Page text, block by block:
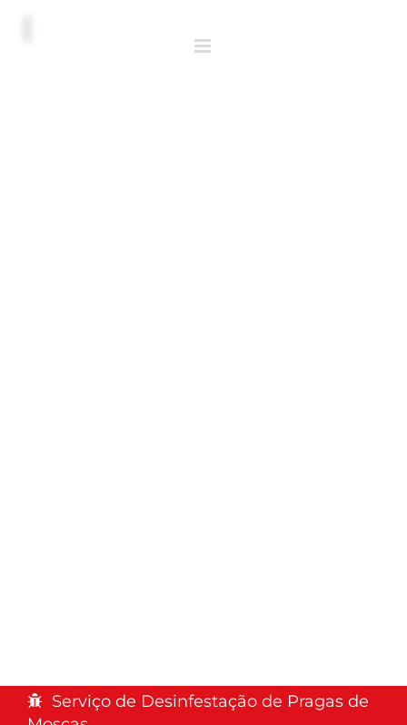
Serviço de Desinfestação de Pragas de